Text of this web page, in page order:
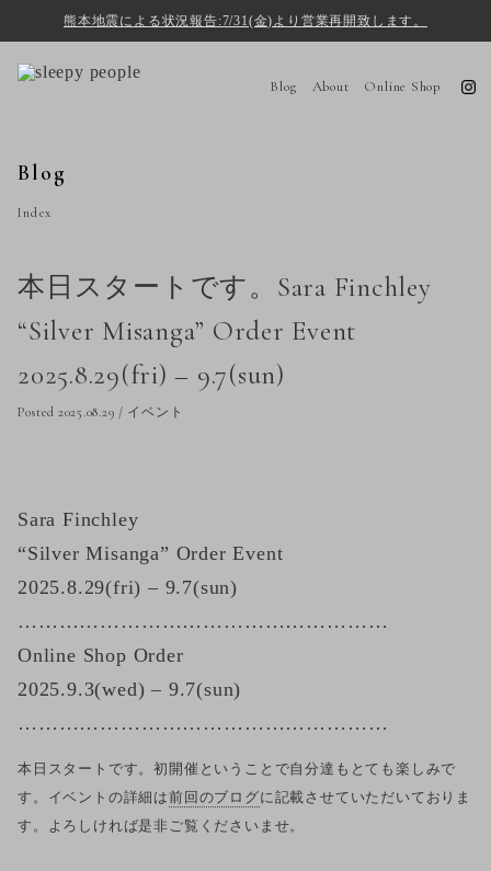
熊本地震による状況報告:7/31(金)より営業再開致します。
Blog About Online Shop
Blog
Index
本日スタートです。Sara Finchley
“Silver Misanga” Order Event
2025.8.29(fri) – 9.7(sun)
Posted 2025.08.29 / イベント
Sara Finchley
“Silver Misanga” Order Event
2025.8.29(fri) – 9.7(sun)
………………………………………………
Online Shop Order
2025.9.3(wed) – 9.7(sun)
………………………………………………
本日スタートです。初開催ということで自分達もとても楽しみで
す。イベントの詳細は前回のブログに記載させていただいておりま
す。よろしければ是非ご覧くださいませ。